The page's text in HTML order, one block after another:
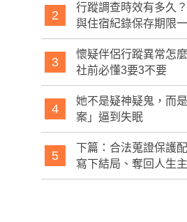
2
行蹤調查時效有多久
與住宿紀錄保存期限
3
懷疑伴侶行蹤異常怎
社前必懂3要3不要
4
她不是疑神疑鬼，而
案」逼到失眠
5
下篇：合法蒐證保護
寫下結局、奪回人生